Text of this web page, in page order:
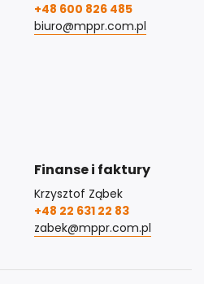
+48 600 826 485
biuro@mppr.com.pl
Finanse i faktury
Krzysztof Ząbek
+48 22 631 22 83
zabek@mppr.com.pl